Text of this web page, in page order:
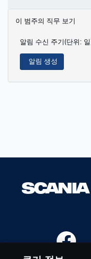
이 범주의 직무 보기
알림 수신 주기(단위:
새
탭